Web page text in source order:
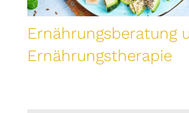
Ernährungsberatung
Ernährungstherapie